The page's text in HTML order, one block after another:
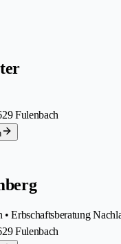
Fulenbach
Erbschaftsberatung
Fulenbach